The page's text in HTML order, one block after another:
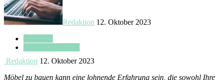
Redaktion 12. Oktober 2023
Redaktion 12. Oktober 2023
Möbel zu bauen kann eine lohnende Erfahrung sein, die sowohl Ihre